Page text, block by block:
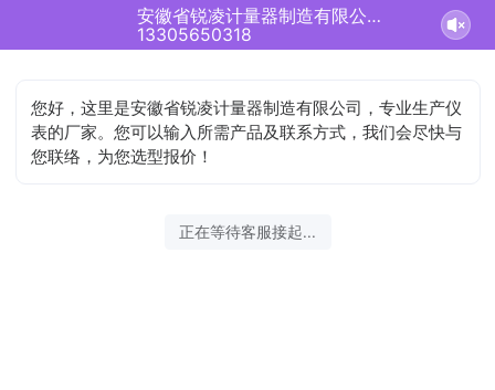
安徽省锐凌计量器制造有限公司正在为您服务
13305650318
您好，这里是安徽省锐凌计量器制造有限公司，专业生产仪
表的厂家。您可以输入所需产品及联系方式，我们会尽快与
您联络，为您选型报价！
正在等待客服接起...